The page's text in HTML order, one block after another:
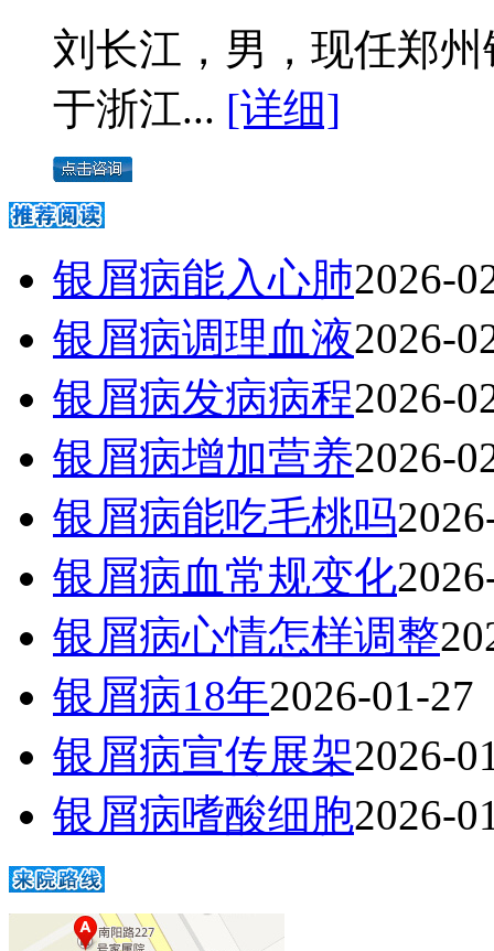
刘长江，男，现任郑
于浙江... [详细]
银屑病能入心肺2026-
银屑病调理血液2026-
银屑病发病病程2026-
银屑病增加营养2026-
银屑病能吃毛桃吗
银屑病血常规变化
银屑病心情怎样调整
银屑病18年2026-01-27
银屑病宣传展架2026-
银屑病嗜酸细胞2026-